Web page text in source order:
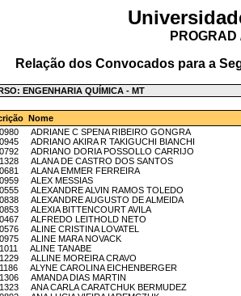
Relação dos Convocados para a
ENGENHARIA QUÍMICA - MT
Nome
ADRIANE C SPENA RIBEIRO GONGRA
ADRIANO AKIRA R TAKIGUCHI BIANCHI
ADRIANO DORIA POSSOLLO CARRIJO
ALANA DE CASTRO DOS SANTOS
ALANA EMMER FERREIRA
ALEX MESSIAS
ALEXANDRE ALVIN RAMOS TOLEDO
ALEXANDRE AUGUSTO DE ALMEIDA
ALEXIA BITTENCOURT AVILA
ALFREDO LEITHOLD NETO
ALINE CRISTINA LOVATEL
ALINE MARA NOVACK
ALINE TANABE
ALLINE MOREIRA CRAVO
ALYNE CAROLINA EICHENBERGER
AMANDA DIAS MARTIN
ANA CARLA CARATCHUK BERMUDEZ